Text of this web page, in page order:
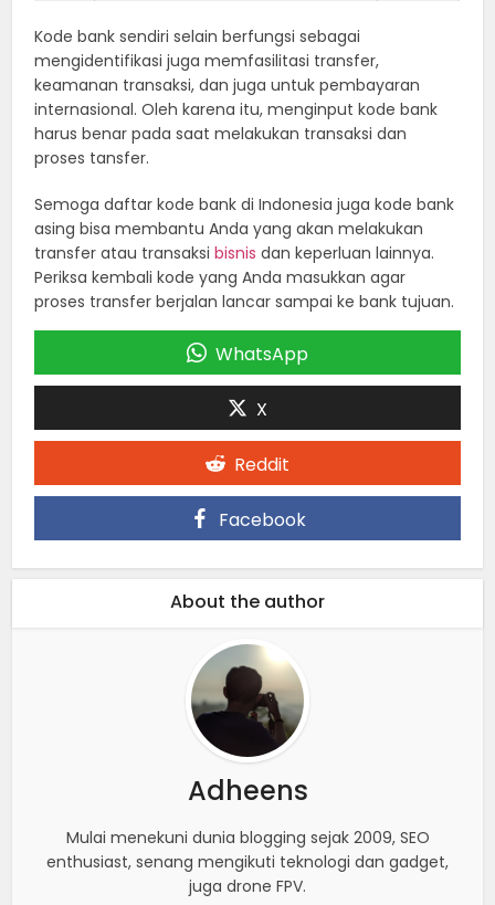
Kode bank sendiri selain berfungsi sebagai
mengidentifikasi juga memfasilitasi transfer,
keamanan transaksi, dan juga untuk pembayaran
internasional. Oleh karena itu, menginput kode bank
harus benar pada saat melakukan transaksi dan
proses tansfer.
Semoga daftar kode bank di Indonesia juga kode bank
asing bisa membantu Anda yang akan melakukan
transfer atau transaksibisnis dan keperluan lainnya.
Periksa kembali kode yang Anda masukkan agar
proses transfer berjalan lancar sampai ke bank tujuan.
WhatsApp
X
Reddit
Facebook
About the author
Adheens
Mulai menekuni dunia blogging sejak 2009, SEO
enthusiast, senang mengikuti teknologi dan gadget,
juga drone FPV.